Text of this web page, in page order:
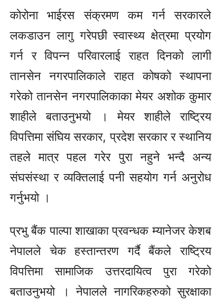
कोरोना भाईरस संक्रमण कम गर्न सरकारले
लकडाउन लागु गरेपछी स्वास्थ्य क्षेत्रमा प्रयोग
गर्न र विपन्न परिवारलाई राहत दिनको लागी
तानसेन नगरपालिकाले राहत कोषको स्थापना
गरेको तानसेन नगरपालिकाका मेयर अशोक कुमार
शाहीले बताउनुभयो । मेयर शाहीले राष्ट्रिय
विपत्तिमा संघिय सरकार, प्रदेश सरकार र स्थानिय
तहले मात्र पहल गरेर पुरा नहुने भन्दै अन्य
संघसंस्था र व्यक्तिलाई पनी सहयोग गर्न अनुरोध
गर्नुभयो ।
प्रभु बैंक पाल्पा शाखाका प्रवन्धक म्यानेजर केशब
नेपालले चेक हस्तान्तरण गर्दै बैंकले राष्ट्रिय
विपत्तिमा सामाजिक उत्तरदायित्व पुरा गरेको
बताउनुभयो । नेपालले नागरिकहरुको सुरक्षाका